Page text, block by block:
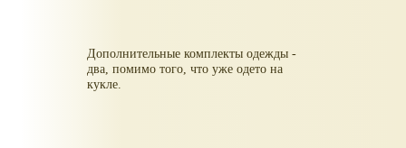
Дополнительные комплекты одежды -
два, помимо того, что уже одето на
кукле.